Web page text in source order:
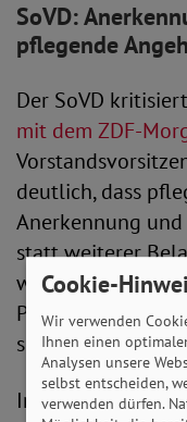
SoVD:
pflegende
Der SoVD
mit dem ZDF-
deutlich, dass
Anerkennung
statt weiterer
wie dieser
Pflegebedürftige
sie.
In einem weiteren
Cookie-
Wir verwenden
Ihnen einen
Analysen unsere
selbst entscheiden,
verwenden dürfen.